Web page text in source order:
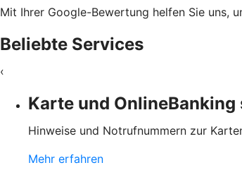
Mit Ihrer Google-Bewertung helfen Sie uns,
Beliebte Services
‹
Karte und OnlineBanking
Hinweise und Notrufnummern zur
Mehr erfahren